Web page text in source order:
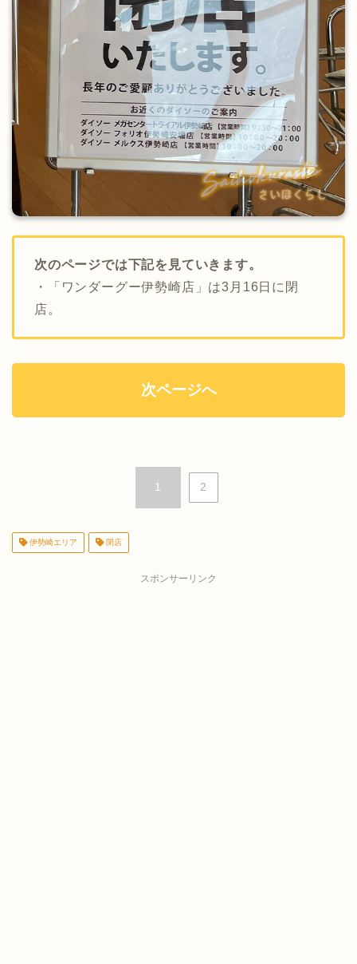
次のページでは下記を見ていきます。
・「ワンダーグー伊勢崎店」は3月16日に閉
店。
次ページへ
1 2
伊勢崎エリア 閉店
スポンサーリンク